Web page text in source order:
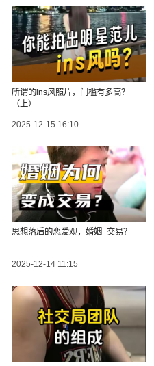
所谓的ins风照片，门槛有多高？
（上）
2025-12-15 16:10
思想落后的恋爱观，婚姻=交易？
2025-12-14 11:15